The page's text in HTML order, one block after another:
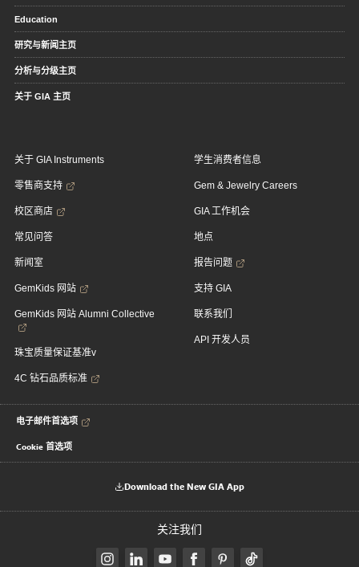
Education
研究与新闻主页
分析与分级主页
关于 GIA 主页
关于 GIA Instruments
零售商支持
校区商店
常见问答
新闻室
GemKids 网站
GemKids 网站 Alumni Collective
珠宝质量保证基准v
4C 钻石品质标准
学生消费者信息
Gem & Jewelry Careers
GIA 工作机会
地点
报告问题
支持 GIA
联系我们
API 开发人员
电子邮件首选项
Cookie 首选项
Download the New GIA App
关注我们